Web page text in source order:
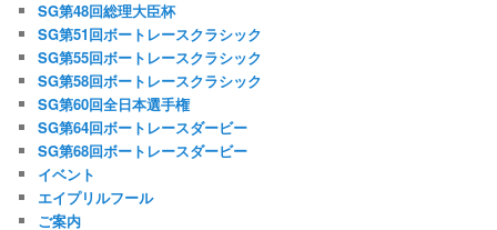
SG第48回総理大臣杯
SG第51回ボートレースクラシック
SG第55回ボートレースクラシック
SG第58回ボートレースクラシック
SG第60回全日本選手権
SG第64回ボートレースダービー
SG第68回ボートレースダービー
イベント
エイプリルフール
ご案内